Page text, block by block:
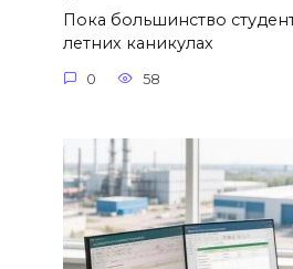
Пока большинство
летних каникулах
0 58